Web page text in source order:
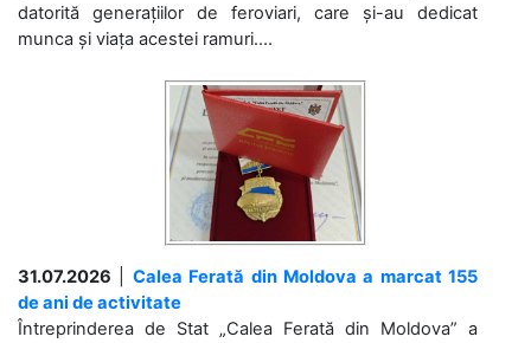
datorită generațiilor de feroviari, care și-au dedicat
munca și viața acestei ramuri....
31.07.2026
Calea Ferată din Moldova a marcat 155
de ani de activitate
Întreprinderea de Stat „Calea Ferată din Moldova” a